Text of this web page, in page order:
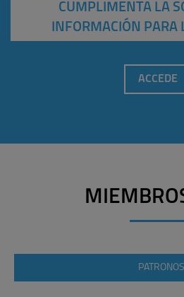
CUMPLIMENTA LA
INFORMACIÓN PARA
ACCEDE
PATRONOS